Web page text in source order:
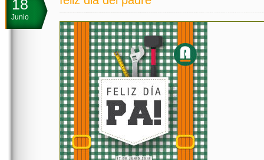
18
Junio